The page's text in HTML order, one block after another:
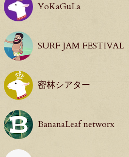
YoKaGuLa
SURF JAM FESTIVAL
密林シアター
BananaLeaf networx